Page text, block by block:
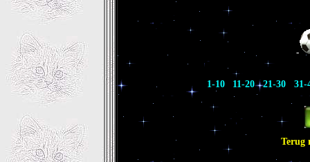
-
1-10 11-20 21-30 31-
Terug